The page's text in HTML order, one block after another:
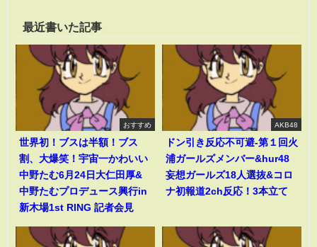
最近書いた記事
おすすめ
世界初！ブスは半額！ブス
割、大爆笑！宇宙一かわいい
中野たむ6月24日大仁田厚&
中野たむプロデュース興行in
新木場1st RING 記者会見
AKB48
ドン引き反応不可避-第１回火
浦ガールズメンバー&hur48
妄想ガールズ18人選抜&コロ
ナ初報道2ch反応！3本立て